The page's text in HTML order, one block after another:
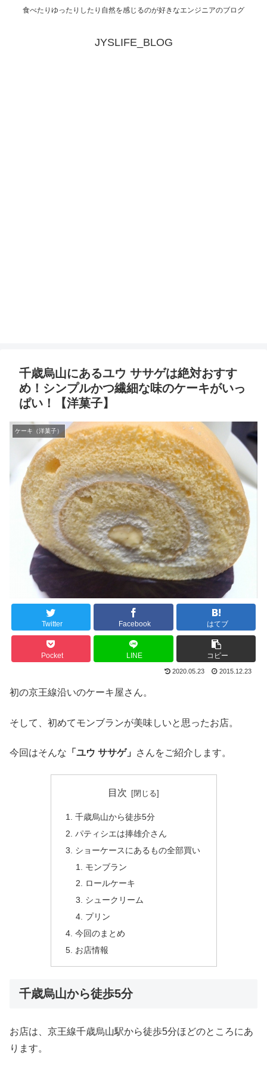
食べたりゆったりしたり自然を感じるのが好きなエンジニアのブログ
JYSLIFE_BLOG
千歳烏山にあるユウ ササゲは絶対おすす
め！シンプルかつ繊細な味のケーキがいっ
ぱい！【洋菓子】
ケーキ（洋菓子）
Twitter Facebook はてブ
Pocket LINE コピー
2020.05.23 2015.12.23
初の京王線沿いのケーキ屋さん。
そして、初めてモンブランが美味しいと思ったお店。
今回はそんな 「ユウ ササゲ」 さんをご紹介します。
目次
千歳烏山から徒歩5分
パティシエは捧雄介さん
ショーケースにあるもの全部買い
モンブラン
ロールケーキ
シュークリーム
プリン
今回のまとめ
お店情報
千歳烏山から徒歩5分
お店は、京王線千歳烏山駅から徒歩5分ほどのところにあ
ります。